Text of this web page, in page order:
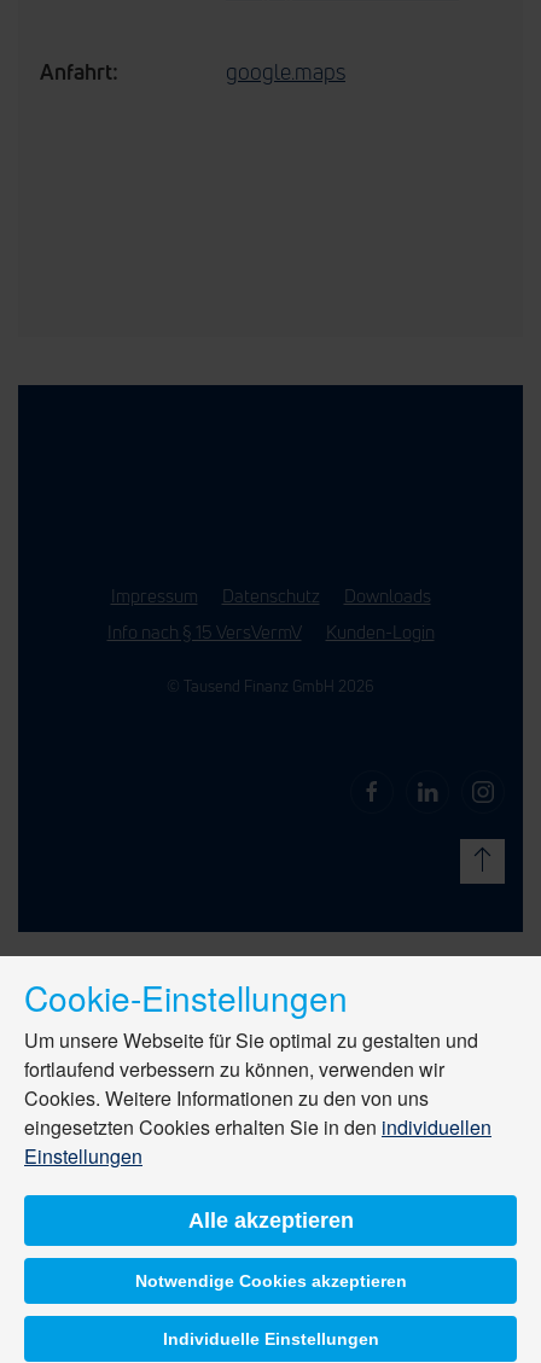
Anfahrt: google.maps
Impressum Datenschutz
Downloads
Info nach § 15 VersVermV
Kunden-Login
© Tausend Finanz GmbH 2026
Cookie-Einstellungen
Um unsere Webseite für Sie optimal zu gestalten und
fortlaufend verbessern zu können, verwenden wir
Cookies. Weitere Informationen zu den von uns
eingesetzten Cookies erhalten Sie in den individuellen
Einstellungen
Alle akzeptieren
Notwendige Cookies akzeptieren
Individuelle Einstellungen